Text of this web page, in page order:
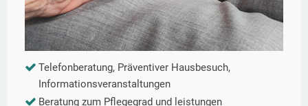
Telefonberatung, Präventiver Hausbesuch,
Informationsveranstaltungen
Beratung zum Pflegegrad und leistungen